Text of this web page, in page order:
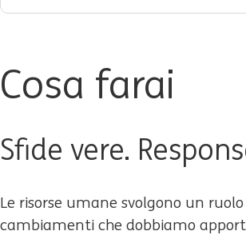
Cosa farai
Sfide vere.
Le risorse umane svolgono un
cambiamenti che dobbiamo